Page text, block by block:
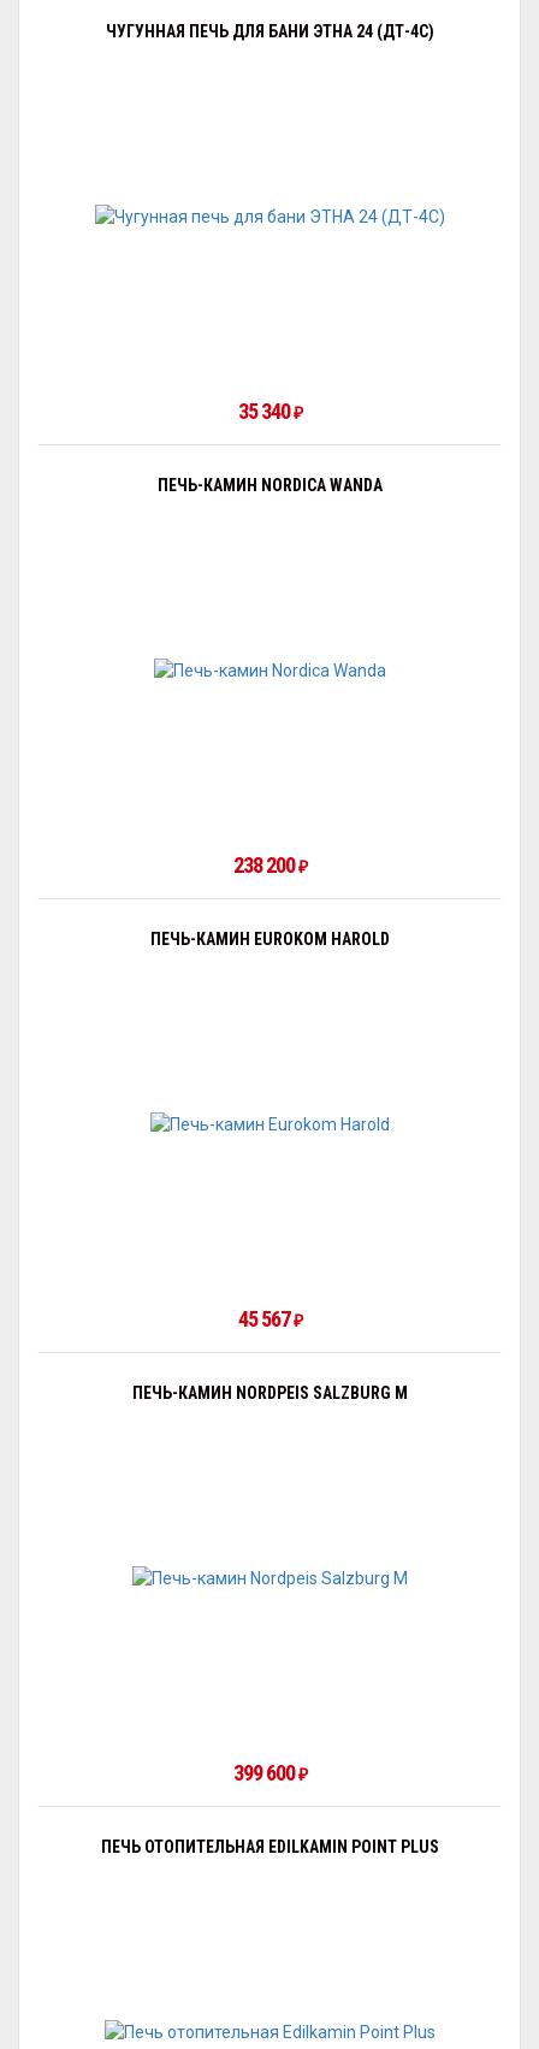
ЧУГУННАЯ ПЕЧЬ ДЛЯ БАНИ ЭТНА 24 (ДТ-4С)
35 340 ₽
ПЕЧЬ-КАМИН NORDICA WANDA
238 200 ₽
ПЕЧЬ-КАМИН EUROKOM HAROLD
45 567 ₽
ПЕЧЬ-КАМИН NORDPEIS SALZBURG M
399 600 ₽
ПЕЧЬ ОТОПИТЕЛЬНАЯ EDILKAMIN POINT PLUS